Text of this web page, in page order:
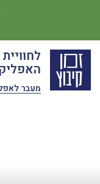
מעבר
Skip
content